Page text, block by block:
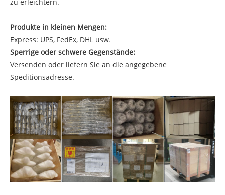
Produkte in kleinen Mengen:
Express: UPS, FedEx, DHL usw.
Sperrige oder schwere Gegenstände:
Versenden oder liefern Sie an die angegebene
Speditionsadresse.